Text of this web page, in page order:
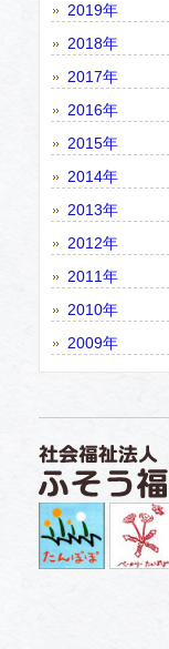
2019年
2018年
2017年
2016年
2015年
2014年
2013年
2012年
2011年
2010年
2009年